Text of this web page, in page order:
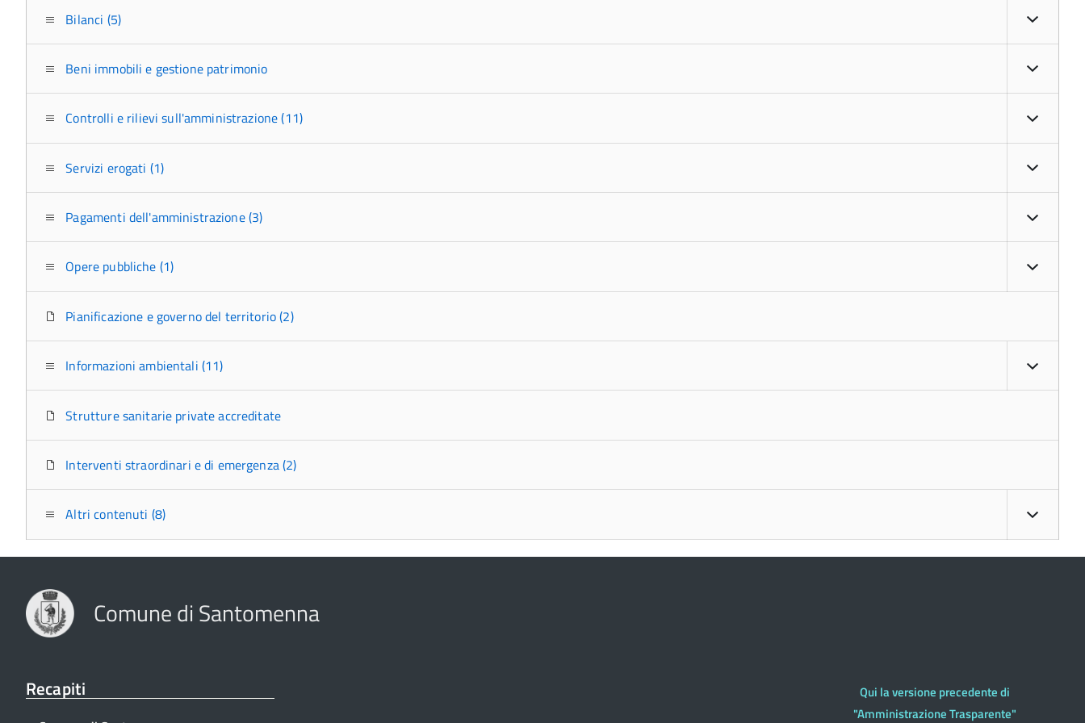
Bilanci (5)
Beni immobili e gestione patrimonio
Controlli e rilievi sull'amministrazione (11)
Servizi erogati (1)
Pagamenti dell'amministrazione (3)
Opere pubbliche (1)
Pianificazione e governo del territorio (2)
Informazioni ambientali (11)
Strutture sanitarie private accreditate
Interventi straordinari e di emergenza (2)
Altri contenuti (8)
Comune di Santomenna
Recapiti
Qui la versione precedente di
"Amministrazione Trasparente"